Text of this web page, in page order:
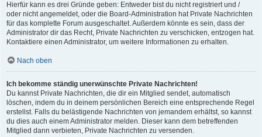
Hierfür kann es drei Gründe geben: Entweder bist du nicht registriert und /
oder nicht angemeldet, oder die Board-Administration hat Private Nachrichten
für das komplette Forum ausgeschaltet. Außerdem könnte es sein, dass der
Administrator dir das Recht, Private Nachrichten zu verschicken, entzogen hat.
Kontaktiere einen Administrator, um weitere Informationen zu erhalten.
Nach oben
Ich bekomme ständig unerwünschte Private Nachrichten!
Du kannst Private Nachrichten, die dir ein Mitglied sendet, automatisch
löschen, indem du in deinem persönlichen Bereich eine entsprechende Regel
erstellst. Falls du belästigende Nachrichten von jemandem erhältst, so kannst
du dies auch einem Administrator melden. Dieser kann dem betreffenden
Mitglied dann verbieten, Private Nachrichten zu versenden.